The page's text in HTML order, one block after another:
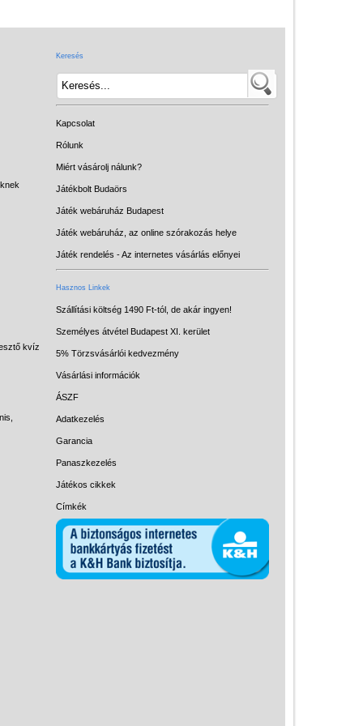
kvíz
Keresés
Kapcsolat
Rólunk
Miért vásárolj nálunk?
Játékbolt Budaörs
Játék webáruház Budapest
Játék webáruház, az online szórakozás helye
Játék rendelés - Az internetes vásárlás előnyei
Hasznos Linkek
Szállítási költség 1490 Ft-tól, de akár ingyen!
Személyes átvétel Budapest XI. kerület
5% Törzsvásárlói kedvezmény
Vásárlási információk
ÁSZF
Adatkezelés
Garancia
Panaszkezelés
Játékos cikkek
Címkék
Intelligens gyurma
Licenszes TOP
gyerekajándékok
LOGICO
LÜK
Papírszínház
Pixelhobby